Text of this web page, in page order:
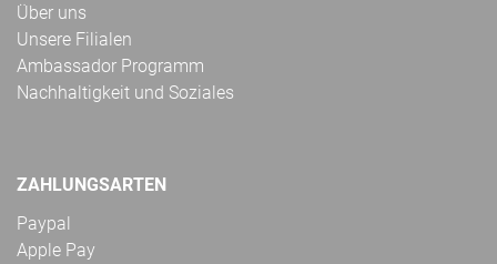
Über uns
Unsere Filialen
Ambassador Programm
Nachhaltigkeit und Soziales
ZAHLUNGSARTEN
Paypal
Apple Pay